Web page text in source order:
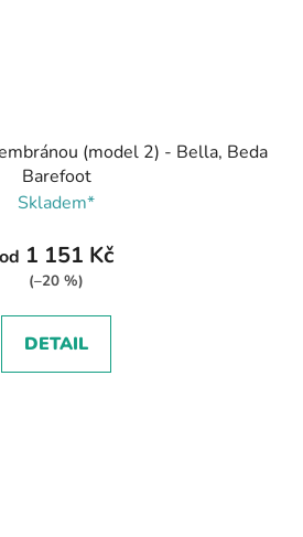
(model 2) - Bella, Beda
Barefoot
Skladem*
od 1 151 Kč
(–20 %)
DETAIL